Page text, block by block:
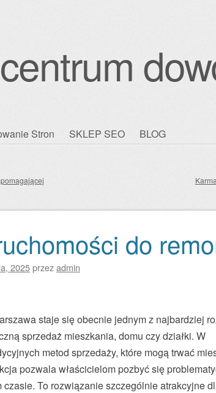
Stron SKLEP SEO BLOG
do
2025przezadmin
staje się obecnie jednym z najbardziej
sprzedaż mieszkania, domu czy działki. W
metod sprzedaży, które mogą trwać
pozwala właścicielom pozbyć się
czasie. To rozwiązanie szczególnie atrakcyjne